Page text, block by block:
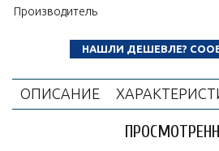
Производитель
НАШЛИ ДЕШЕВЛЕ?
ОПИСАНИЕ